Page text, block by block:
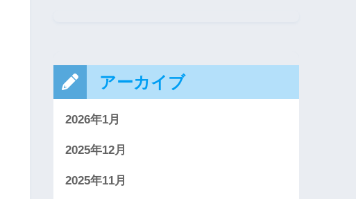
アーカイブ
2026年1月
2025年12月
2025年11月